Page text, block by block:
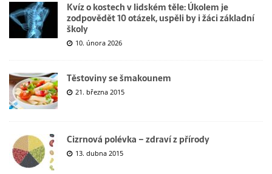
Kvíz o kostech v lidském těle: Úkolem je
zodpovědět 10 otázek, uspěli by i žáci základní
školy
10. února 2026
Těstoviny se šmakounem
21. března 2015
Cizrnová polévka – zdraví z přírody
13. dubna 2015